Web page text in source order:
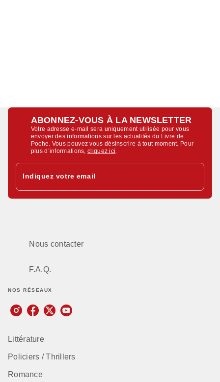
ABONNEZ-VOUS À LA NEWSLETTER
Votre adresse e-mail sera uniquement utilisée pour vous
envoyer des informations sur les actualités du Livre de
Poche. Vous pouvez vous désinscrire à tout moment. Pour
plus d’informations,cliquez ici
Indiquez votre email
Nous contacter
F.A.Q.
NOS RÉSEAUX
Littérature
Policiers / Thrillers
Romance